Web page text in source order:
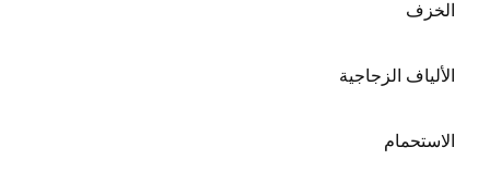
الخزف
الألياف الزجاجية
الاستحمام